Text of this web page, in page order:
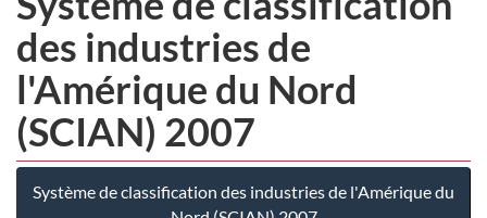
des industries de
l'Amérique du Nord
(SCIAN) 2007
Système de classification des industries de l'Amérique du